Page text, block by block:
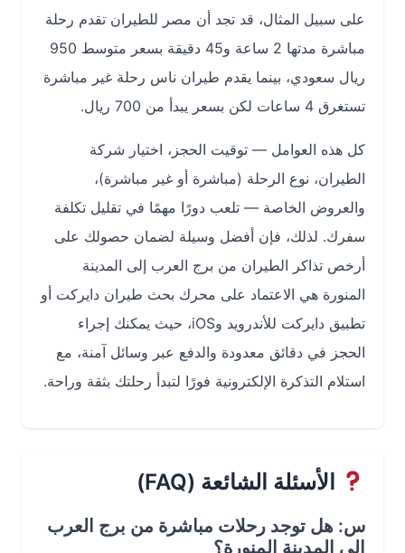
على سبيل المثال، قد تجد أن مصر للطيران تقدم رحلة
مباشرة مدتها 2 ساعة و45 دقيقة بسعر متوسط 950
ريال سعودي، بينما يقدم طيران ناس رحلة غير مباشرة
تستغرق 4 ساعات لكن بسعر يبدأ من 700 ريال.
كل هذه العوامل — توقيت الحجز، اختيار شركة
الطيران، نوع الرحلة (مباشرة أو غير مباشرة)،
والعروض الخاصة — تلعب دورًا مهمًا في تقليل تكلفة
سفرك. لذلك، فإن أفضل وسيلة لضمان حصولك على
أرخص تذاكر الطيران من برج العرب إلى المدينة
المنورة هي الاعتماد على محرك بحث طيران دايركت أو
تطبيق دايركت للأندرويد وiOS، حيث يمكنك إجراء
الحجز في دقائق معدودة والدفع عبر وسائل آمنة، مع
استلام التذكرة الإلكترونية فورًا لتبدأ رحلتك بثقة وراحة.
الأسئلة الشائعة (FAQ)
س: هل توجد رحلات مباشرة من برج العرب
إلى المدينة المنورة؟